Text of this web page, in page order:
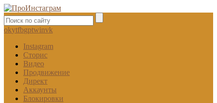
okytfbgptwinvk
Instagram
Сторис
Видео
Продвижение
Директ
Аккаунты
Блокировки